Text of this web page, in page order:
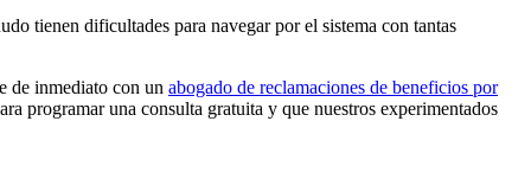
tienen dificultades para navegar por el sistema con tantas
de inmediato con un abogado de reclamaciones de beneficios por
programar una consulta gratuita y que nuestros experimentados